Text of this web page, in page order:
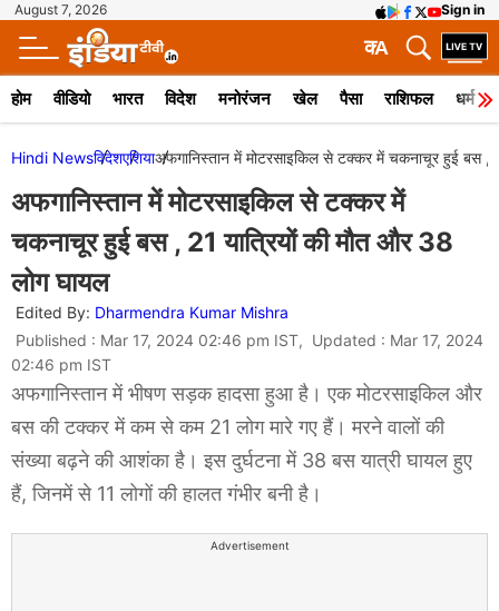
August 7, 2026 Sign in
A
क
होम वीडियो भारत विदेश मनोरंजन खेल पैसा राशिफल धर्म
Hindi Newsविदेशएशियाअफगानिस्तान में मोटरसाइकिल से टक्कर में चकनाचूर हुई बस ,
अफगानिस्तान में मोटरसाइकिल से टक्कर में
चकनाचूर हुई बस , 21 यात्रियों की मौत और 38
लोग घायल
Edited By: Dharmendra Kumar Mishra
Published : Mar 17, 2024 02:46 pm IST, Updated : Mar 17, 2024
02:46 pm IST
अफगानिस्तान में भीषण सड़क हादसा हुआ है। एक मोटरसाइकिल और
बस की टक्कर में कम से कम 21 लोग मारे गए हैं। मरने वालों की
संख्या बढ़ने की आशंका है। इस दुर्घटना में 38 बस यात्री घायल हुए
हैं, जिनमें से 11 लोगों की हालत गंभीर बनी है।
Advertisement